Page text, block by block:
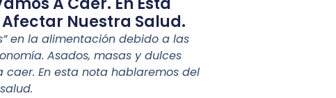
Nuestra Salud.
en la alimentación debido a las
Asados, masas y dulces
En esta nota hablaremos del